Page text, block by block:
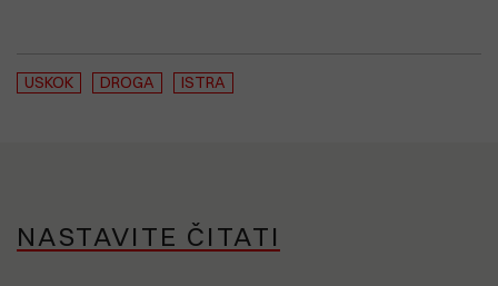
USKOK DROGA ISTRA
NASTAVITE ČITATI